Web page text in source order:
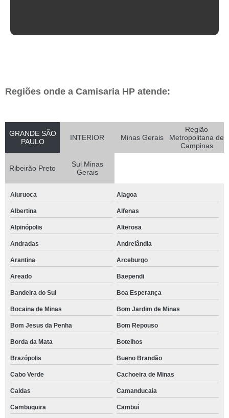
Regiões onde a Camisaria HP atende:
GRANDE SÃO
PAULO
INTERIOR Minas Gerais
Região
Metropolitana de
Campinas
Ribeirão Preto
Sul Minas
Gerais
Aiuruoca Alagoa
Albertina Alfenas
Alpinópolis Alterosa
Andradas Andrelândia
Arantina Arceburgo
Areado Baependi
Bandeira do Sul Boa Esperança
Bocaina de Minas Bom Jardim de Minas
Bom Jesus da Penha Bom Repouso
Borda da Mata Botelhos
Brazópolis Bueno Brandão
Cabo Verde Cachoeira de Minas
Caldas Camanducaia
Cambuquira Cambuí